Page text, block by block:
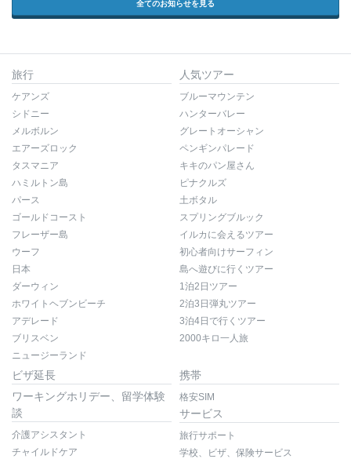
全てのお知らせを見る
旅行
ケアンズ
シドニー
メルボルン
エアーズロック
タスマニア
ハミルトン島
パース
ゴールドコースト
フレーザー島
ウーフ
日本
ダーウィン
ホワイトヘブンビーチ
アデレード
ブリスベン
ニュージーランド
人気ツアー
ブルーマウンテン
ハンターバレー
グレートオーシャン
ペンギンパレード
キキのパン屋さん
ピナクルズ
土ボタル
スプリングブルック
イルカに会えるツアー
初心者向けサーフィン
島へ遊びに行くツアー
1泊2日ツアー
2泊3日弾丸ツアー
3泊4日で行くツアー
2000キロ一人旅
ビザ延長
ワーキングホリデー、留学体験
談
介護アシスタント
チャイルドケア
携帯
格安SIM
サービス
旅行サポート
学校、ビザ、保険サービス